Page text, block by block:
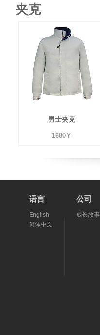
夹克
男士夹克
1680￥
语言
English
简体中文
公司
成长故事